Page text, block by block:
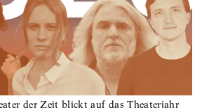
der Zeit blickt auf das Theaterjahr